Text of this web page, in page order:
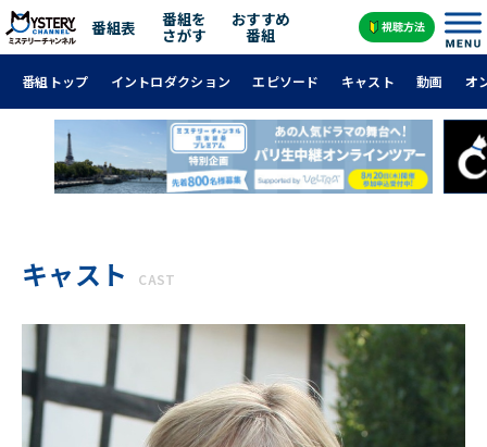
番組表 番組を
さがす
おすすめ
番組
番組トップ イントロダクション エピソード キャスト 動画 オ
キャスト CAST